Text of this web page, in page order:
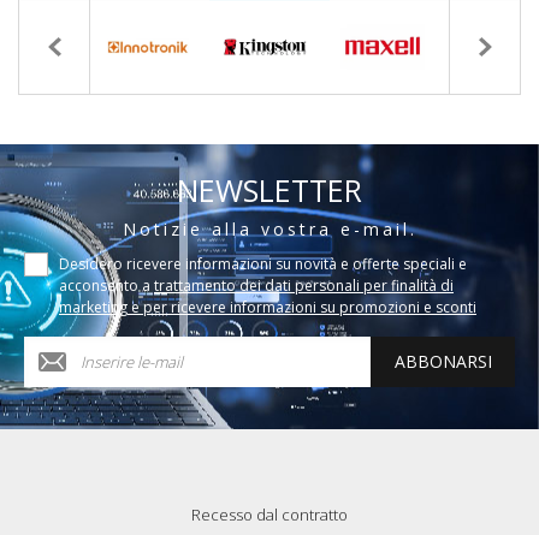
NEWSLETTER
Notizie alla vostra e-mail.
Desidero ricevere informazioni su novità e offerte speciali e
acconsento a trattamento dei dati personali per finalità di
marketing e per ricevere informazioni su promozioni e sconti
ABBONARSI
Recesso dal contratto